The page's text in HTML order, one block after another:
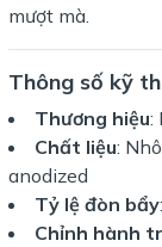
mượt mà.
Thông số kỹ
Thương hiệu:
Chất liệu:
anodized
Tỷ lệ đòn bẩy
Chỉnh hành